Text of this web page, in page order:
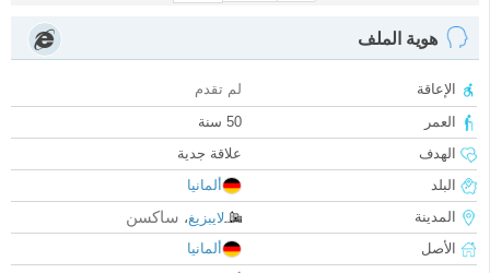
هوية الملف
الإعاقة
لم تقدم
العمر
50 سنة
الهدف
علاقة جدية
البلد
ألمانيا
المدينة
لايبزيغ، ساكسن
الأصل
ألمانيا